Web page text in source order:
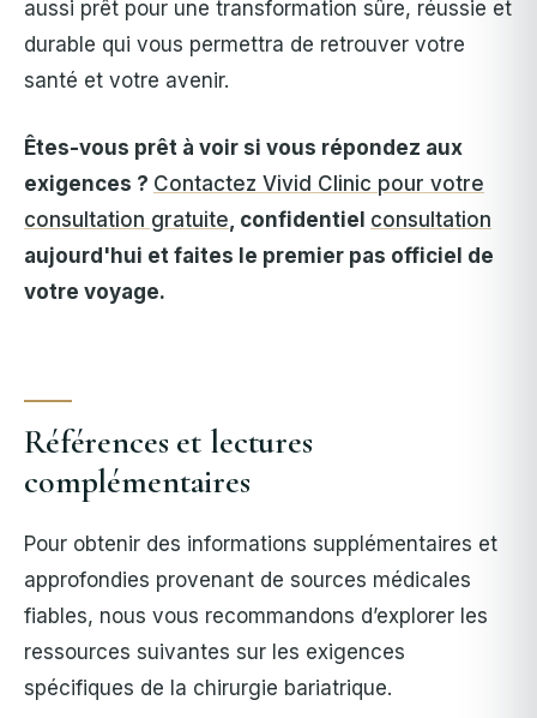
aussi prêt pour une transformation sûre, réussie et
durable qui vous permettra de retrouver votre
santé et votre avenir.
Êtes-vous prêt à voir si vous répondez aux
exigences ? Contactez Vivid Clinic pour votre
consultation gratuite , confidentiel consultation
aujourd'hui et faites le premier pas officiel de
votre voyage.
Références et lectures
complémentaires
Pour obtenir des informations supplémentaires et
approfondies provenant de sources médicales
fiables, nous vous recommandons d’explorer les
ressources suivantes sur les exigences
spécifiques de la chirurgie bariatrique.